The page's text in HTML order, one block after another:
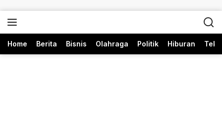
Home Berita Bisnis Olahraga Politik Hiburan